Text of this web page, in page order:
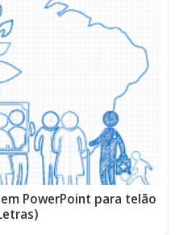
PowerPoint para telão